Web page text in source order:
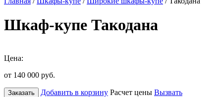
Шкаф-купе Такодана
Цена:
от 140 000 руб.
Заказать Добавить в корзину Расчет цены Вызвать